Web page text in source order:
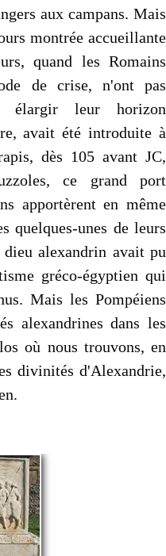
aux campans. Mais
montrée accueillante
quand les Romains
de crise, n'ont pas
élargir leur horizon
avait été introduite à
dès 105 avant JC,
ce grand port
apportèrent en même
quelques-unes de leurs
alexandrin avait pu
gréco-égyptien qui
Mais les Pompéiens
alexandrines dans les
où nous trouvons, en
divinités d'Alexandrie,